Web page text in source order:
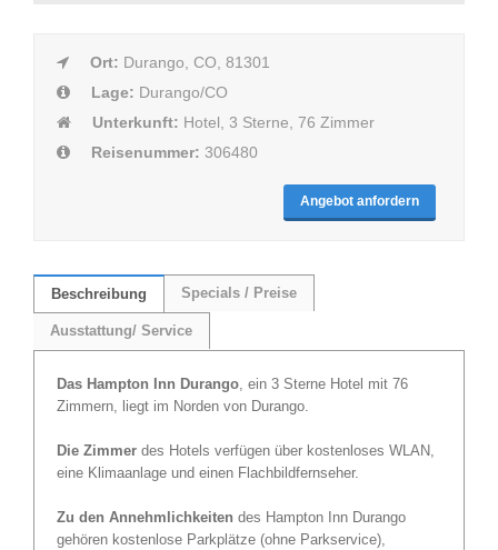
Ort: Durango, CO, 81301
Lage: Durango/CO
Unterkunft: Hotel, 3 Sterne, 76 Zimmer
Reisenummer: 306480
Angebot anfordern
Beschreibung Specials / Preise
Ausstattung/ Service
Das Hampton Inn Durango , ein 3 Sterne Hotel mit 76
Zimmern, liegt im Norden von Durango.
Die Zimmer des Hotels verfügen über kostenloses WLAN,
eine Klimaanlage und einen Flachbildfernseher.
Zu den Annehmlichkeiten des Hampton Inn Durango
gehören kostenlose Parkplätze (ohne Parkservice),